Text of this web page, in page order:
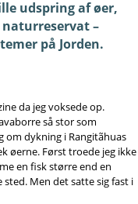
udspring af øer,
–
på Jorden.
så stor som
om dykning i Rangitãhuas
øerne. Først troede jeg ikke
en fisk større end en
Men det satte sig fast i